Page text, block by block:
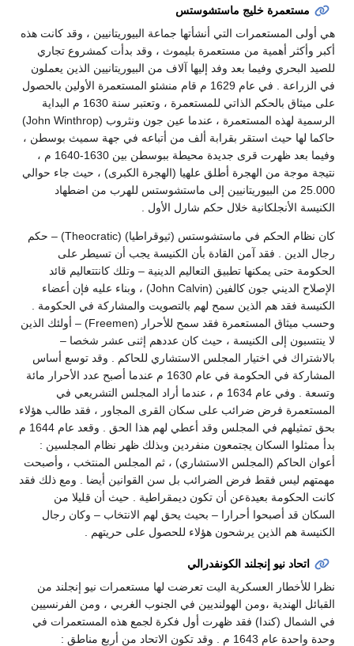
مستعمرة خليج ماستشوستس
هي أولى المستعمرات التي أنشأتها جماعة البيوريتانيين ، وقد كانت هذه
أكبر وأكثر أهمية من مستعمرة بليموث ، وقد بدأت كمشروع تجاري
للصيد البحري وفيما بعد وفد إليها آلاف من البيوريتانيين الذين يعملون
في الزراعة . في عام 1629 م قام منشئو المستعمرة الأولين بالحصول
على ميثاق بالحكم الذاتي للمستعمرة ، وتعتبر سنة 1630 م البداية
الرسمية لهذه المستعمرة ، عندما عين جون ونثروب (John Winthrop)
حاكما لها حيث استقر بقرابة ألف من أتباعه في جهة سميث بوسطن ،
وفيما بعد ظهرت قرى جديدة محيطة ببوسطن بين 1630-1640 م ،
نتيجة موجة من الهجرة أطلق علهيا (الهجرة الكبرى) ، حيث جاء حوالي
25.000 من البيوريتانيين إلى ماستشوستس للهرب من اضطهاد
الكنيسة الأنجلكانية خلال حكم شارل الأول .
كان نظام الحكم في ماستشوستس (ثيوقراطيا) (Theocratic) – حكم
رجال الدين . فقد آمن القادة بأن الكنيسة يجب أن تسيطر على
الحكومة حتى يمكنها تطبيق التعاليم الدينية – وتلك كانتتعاليم قائد
الإصلاح الديني جون كالفين (John Calvin) ، وبناء عليه فإن أعضاء
الكنيسة فقد هم الذين سمح لهم بالتصويت والمشاركة في الحكومة .
وحسب ميثاق المستعمرة فقد سمح للأحرار (Freemen) – أولئك الذين
لا ينتسبون إلى الكنيسة ، حيث كان عددهم إثنى عشر شخصا –
بالاشتراك في اختيار المجلس الاستشاري للحاكم . وقد توسع أساس
المشاركة في الحكومة في عام 1630 م عندما أصبح عدد الأحرار مائة
وتسعة . وفي عام 1634 م ، عندما أراد المجلس التشريعي في
المستعمرة فرض ضرائب على سكان القرى المجاور ، فقد طالب هؤلاء
بحق تمثيلهم في المجلس وقد أعطي لهم هذا الحق . وقعد عام 1644 م
بدأ ممثلوا السكان يجتمعون منفردين وبذلك ظهر نظام المجلسين :
أعوان الحاكم (المجلس الاستشاري) ، ثم المجلس المنتخب ، وأصبحت
مهمتهم ليس فقط فرض الضرائب بل سن القوانين أيضا . ومع ذلك فقد
كانت الحكومة بعيدةعن أن تكون ديمقراطية . حيث أن قليلا من
السكان قد أصبحوا أحرارا – بحيث يحق لهم الانتخاب – وكان رجال
الكنيسة هم الذين يرشحون هؤلاء للحصول على حريتهم .
اتحاد نيو إنجلند الكونفدرالي
نظرا للأخطار العسكرية اليت تعرضت لها مستعمرات نيو إنجلند من
القبائل الهندية ،ومن الهولنديين في الجنوب الغربي ، ومن الفرنسيين
في الشمال (كندا) فقد ظهرت أول فكرة لجمع هذه المستعمرات في
وحدة واحدة عام 1643 م . وقد تكون الاتحاد من أربع مناطق :